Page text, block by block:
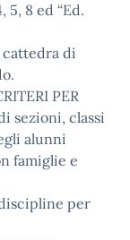
5, 8 ed “Ed.
di
PER
sezioni, classi
alunni
famiglie e
per